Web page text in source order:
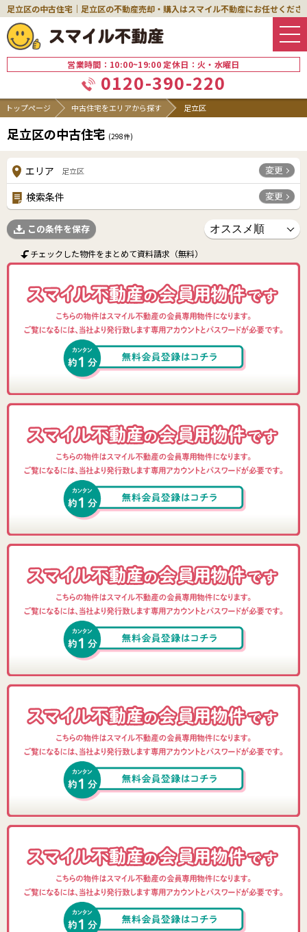
足立区の中古住宅｜足立区の不動産売却・購入はスマイル不動産にお任せくださ
営業時間：10:00~19:00 定休日：火・水曜日
0120-390-220
トップページ 中古住宅をエリアから探す 足立区
足立区の中古住宅 (298件)
エリア 足立区 変更
検索条件 変更
この条件を保存
チェックした物件をまとめて資料請求（無料）